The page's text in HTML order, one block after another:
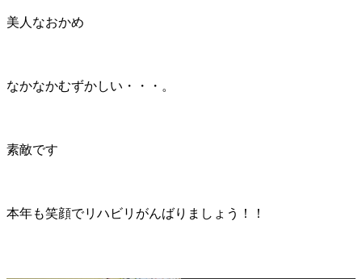
美人なおかめ
なかなかむずかしい・・・。
素敵です
本年も笑顔でリハビリがんばりましょう！！